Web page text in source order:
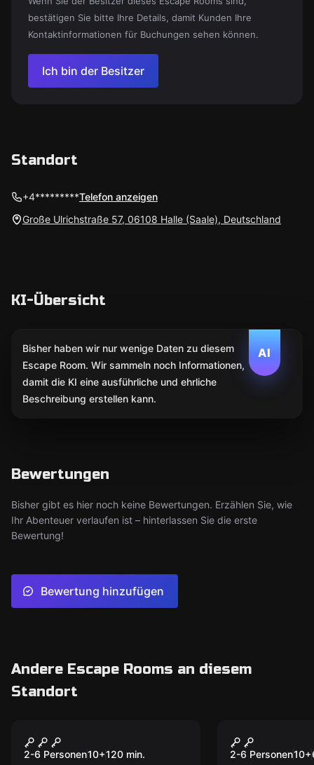
bestätigen Sie bitte Ihre Details, damit Kunden Ihre
Kontaktinformationen für Buchungen sehen können.
Ich bin der Besitzer
Standort
+4*********Telefon anzeigen
Große Ulrichstraße 57, 06108 Halle (Saale), Deutschland
KI-Übersicht
AI
Bisher haben wir nur wenige Daten zu diesem
Escape Room. Wir sammeln noch Informationen,
damit die KI eine ausführliche und ehrliche
Beschreibung erstellen kann.
Bewertungen
Bisher gibt es hier noch keine Bewertungen. Erzählen Sie, wie
Ihr Abenteuer verlaufen ist – hinterlassen Sie die erste
Bewertung!
Bewertung hinzufügen
Andere Escape Rooms an diesem
Standort
Auroras Magischer
Würfel
2-6 Personen10+120 min.
Das
2-6 Personen10+